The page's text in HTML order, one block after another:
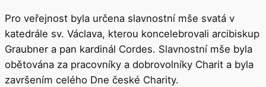
Pro veřejnost byla určena slavnostní mše svatá v
katedrále sv. Václava, kterou koncelebrovali arcibiskup
Graubner a pan kardinál Cordes. Slavnostní mše byla
obětována za pracovníky a dobrovolníky Charit a byla
završením celého Dne české Charity.